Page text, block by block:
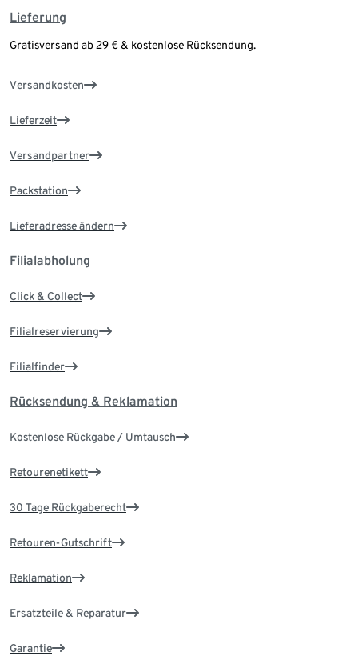
Lieferung
Gratisversand ab 29 € & kostenlose Rücksendung.
Versandkosten
Lieferzeit
Versandpartner
Packstation
Lieferadresse ändern
Filialabholung
Click & Collect
Filialreservierung
Filialfinder
Rücksendung & Reklamation
Kostenlose Rückgabe / Umtausch
Retourenetikett
30 Tage Rückgaberecht
Retouren-Gutschrift
Reklamation
Ersatzteile & Reparatur
Garantie